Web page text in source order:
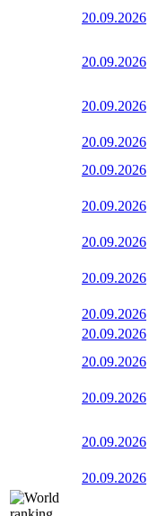
20.09.2026
20.09.2026
20.09.2026
20.09.2026
20.09.2026
20.09.2026
20.09.2026
20.09.2026
20.09.2026
20.09.2026
20.09.2026
20.09.2026
20.09.2026
20.09.2026